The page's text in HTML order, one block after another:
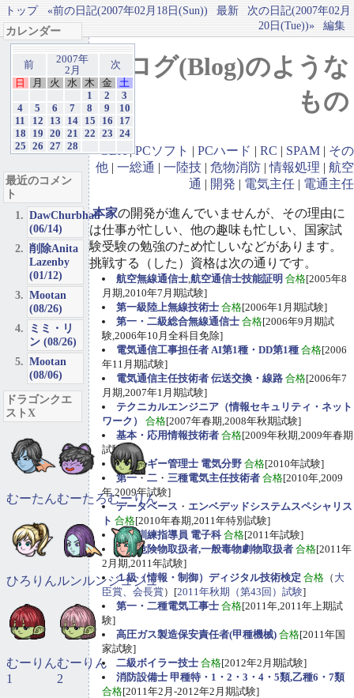
トップ «前の日記(2007年02月18日(Sun)) 最新
次の日記(2007年02月
20日(Tue))»
編集
ブログ(Blog)のような
もの
GBA|PCソフト | PCハード | RC | SPAM | その
他 | 一総通 | 一陸技 | 危物消防 |情報処理 | 航空
通 | 開発 | 電気主任 | 電通主任
本家の開発が進んでいませんが、その理由に
は仕事が忙しい、他の趣味も忙しい、国家試
験受験の勉強のため忙しいなどがあります。
挑戦する（した）資格は次の通りです。
航空無線通信士,航空通信士技能証明 合格[2005年8
月期,2010年7月期試験]
第一級陸上無線技術士 合格[2006年1月期試験]
第一・二級総合無線通信士 合格[2006年9月期試
験,2006年10月全科目免除]
電気通信工事担任者 AI第1種・DD第1種 合格[2006
年11月期試験]
電気通信主任技術者 伝送交換・線路 合格[2006年7
月期,2007年1月期試験]
テクニカルエンジニア（情報セキュリティ・ネット
ワーク）
合格[2007年春期,2008年秋期試験]
基本・応用情報技術者 合格[2009年秋期,2009年春期
試験]
エネルギー管理士 電気分野 合格[2010年試験]
第一・二 ・ 三種電気主任技術者 合格[2010年,2009
年,2009年試験]
データベース ・ エンベデッドシステムスペシャリス
ト 合格[2010年春期,2011年特別試験]
職業訓練指導員 電子科 合格[2011年試験]
甲種危険物取扱者,一般毒物劇物取扱者 合格[2011年
2月期,2011年試験]
１級（情報・制御）ディジタル技術検定 合格 （ 大
臣賞、会長賞）[2011年秋期（第43回）試験]
第一・二種電気工事士 合格[2011年,2011年上期試
験]
高圧ガス製造保安責任者(甲種機械) 合格[2011年国
家試験]
二級ボイラー技士 合格[2012年2月期試験]
消防設備士 甲種特・1・2・3・4・5類,乙種6・7類
合格[2011年2月-2012年2月期試験]
カレンダー
前
2007年
2月
次
日
月 火 水 木 金
土
1
2
3
4
5 6 7 8 9
10
11
12 13 14 15 16
17
18
19 20 21 22 23
24
25
26 27 28
最近のコメン
ト
DawChurbhab
(06/14)
削除Anita
Lazenby
(01/12)
Mootan
(08/26)
ミミ・リ
ン (08/26)
Mootan
(08/06)
ドラゴンクエ
ストX
むーたんむーたろむーりん
ひろりんルンルンジュジュ
むーりん
1
むーりん
2